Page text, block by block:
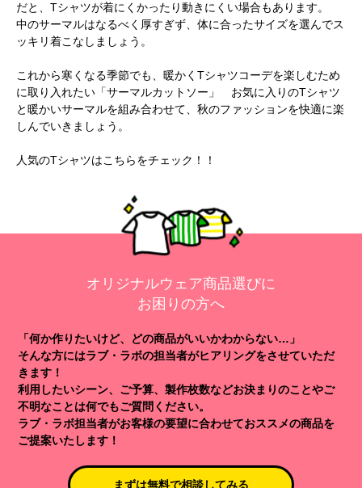
だと、Tシャツが着にくかったり動きにくい場合もあります。
中のサーマルはなるべく厚すぎず、体に合ったサイズを選んでス
ッキリ着こなしましょう。
これから寒くなる季節でも、暖かくTシャツコーデを楽しむため
に取り入れたい「サーマルカットソー」 お気に入りのTシャツ
と暖かいサーマルを組み合わせて、秋のファッションを快適に楽
しんでいきましょう。
人気のTシャツはこちらをチェック！！
オリジナルウェア商品選びに
お困りの方へ
「何か作りたいけど、どの商品がいいかわからない…」
そんな方にはラブ・ラボの担当者がヒアリングをさせていただ
きます！
利用したいシーン、ご予算、製作枚数などお決まりのことやご
不明なことは何でもご質問ください。
ラブ・ラボ担当者がお客様の要望に合わせておススメの商品を
ご提案いたします！
まずは無料で相談してみる